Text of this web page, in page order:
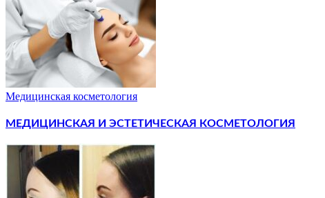
Медицинская косметология
МЕДИЦИНСКАЯ И ЭСТЕТИЧЕСКАЯ КОСМЕТОЛОГИЯ